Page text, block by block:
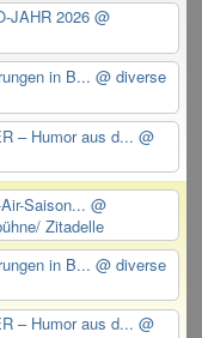
JAHR 2026 @
in B... @ diverse
– Humor aus d... @
Saison... @
Zitadelle
in B... @ diverse
– Humor aus d... @